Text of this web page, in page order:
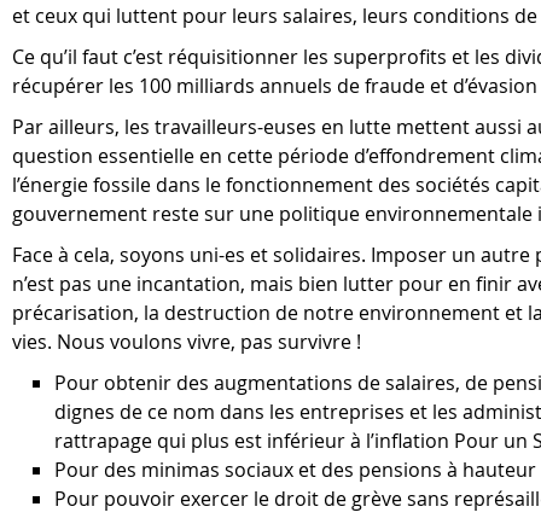
et ceux qui luttent pour leurs salaires, leurs conditions
Ce qu’il faut c’est réquisitionner les superprofits et les
récupérer les 100 milliards annuels de fraude et
Par ailleurs, les travailleurs-euses en lutte mettent aussi
question essentielle en cette période d’effondrement
l’énergie fossile dans le fonctionnement des sociétés
gouvernement reste sur une politique environnementale
Face à cela, soyons uni-es et solidaires. Imposer un autre
n’est pas une incantation, mais bien lutter pour en finir
précarisation, la destruction de notre environnement et
vies. Nous voulons vivre, pas survivre !
Pour obtenir des augmentations de salaires, de
dignes de ce nom dans les entreprises et les
rattrapage qui plus est inférieur à l’inflation Pour un
Pour des minimas sociaux et des pensions à hauteur
Pour pouvoir exercer le droit de grève sans